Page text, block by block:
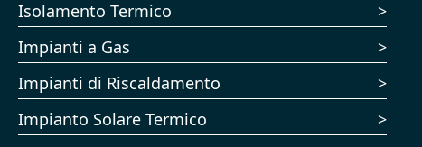
Isolamento Termico
Impianti a Gas
Impianti di Riscaldamento
Impianto Solare Termico